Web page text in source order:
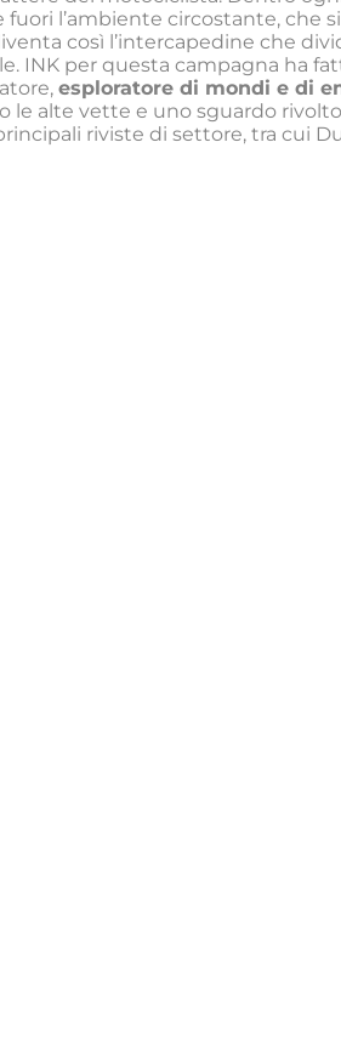
fuori l’ambiente circostante, che
così l’intercapedine che
INK per questa campagna ha
esploratore di mondi e di
le alte vette e uno sguardo
riviste di settore, tra cui